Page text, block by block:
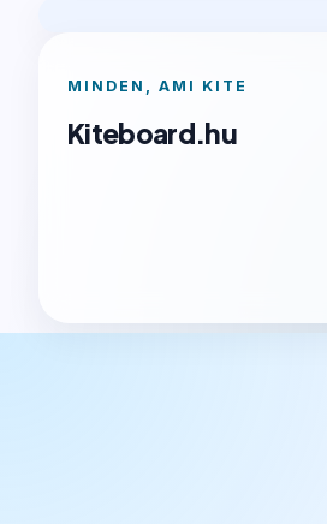
MINDEN, AMI KITE
Kiteboard.hu